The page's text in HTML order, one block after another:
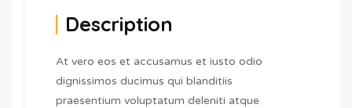
Description
At vero eos et accusamus et iusto odio
dignissimos ducimus qui blanditiis
praesentium voluptatum deleniti atque